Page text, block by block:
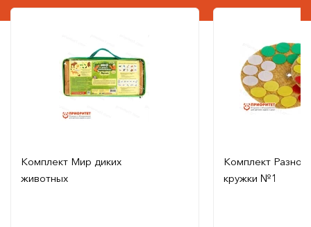
Комплект Мир диких
животных
Комплект
кружки №1